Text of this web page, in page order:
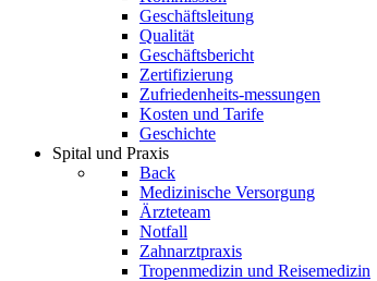
Geschäftsleitung
Qualität
Geschäftsbericht
Zertifizierung
Zufriedenheits-messungen
Kosten und Tarife
Geschichte
Spital und Praxis
Back
Medizinische Versorgung
Ärzteteam
Notfall
Zahnarztpraxis
Tropenmedizin und Reisemedizin